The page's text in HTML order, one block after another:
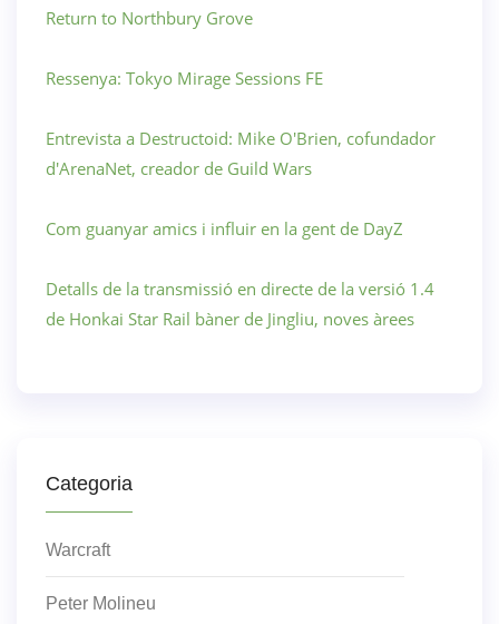
Return to Northbury Grove
Ressenya: Tokyo Mirage Sessions FE
Entrevista a Destructoid: Mike O'Brien, cofundador
d'ArenaNet, creador de Guild Wars
Com guanyar amics i influir en la gent de DayZ
Detalls de la transmissió en directe de la versió 1.4
de Honkai Star Rail bàner de Jingliu, noves àrees
Categoria
Warcraft
Peter Molineu